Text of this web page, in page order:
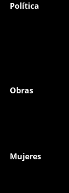
Política
Obras
Mujeres